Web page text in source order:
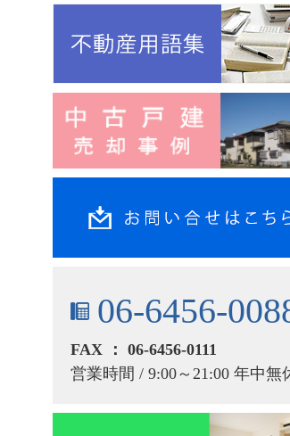
06-6456-
FAX ： 06-6456-0111
営業時間 / 9:00～21:00 年中無